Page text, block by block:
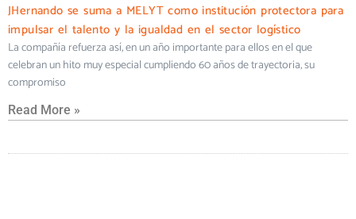
JHernando se suma a MELYT como institución protectora para
impulsar el talento y la igualdad en el sector logístico
La compañía refuerza así, en un año importante para ellos en el que
celebran un hito muy especial cumpliendo 60 años de trayectoria, su
compromiso
Read More »